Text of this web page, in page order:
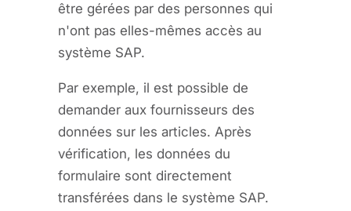
être gérées par des personnes qui
n'ont pas elles-mêmes accès au
système SAP.
Par exemple, il est possible de
demander aux fournisseurs des
données sur les articles. Après
vérification, les données du
formulaire sont directement
transférées dans le système SAP.